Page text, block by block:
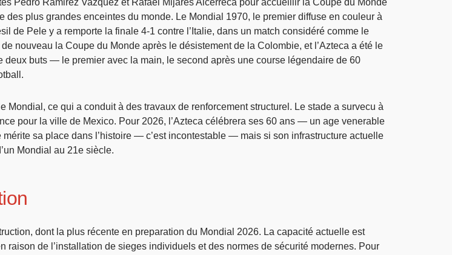
plus grandes enceintes du monde. Le Mondial 1970, le premier diffuse en couleur à
de Pele y a remporte la finale 4-1 contre l’Italie, dans un match considéré comme le
nouveau la Coupe du Monde après le désistement de la Colombie, et l’Azteca a été le
buts — le premier avec la main, le second après une course légendaire de 60
Mondial, ce qui a conduit à des travaux de renforcement structurel. Le stade a survecu à
pour la ville de Mexico. Pour 2026, l’Azteca célébrera ses 60 ans — un age venerable
sa place dans l’histoire — c’est incontestable — mais si son infrastructure actuelle
Mondial au 21e siècle.
dont la plus récente en preparation du Mondial 2026. La capacité actuelle est
de l’installation de sieges individuels et des normes de sécurité modernes. Pour